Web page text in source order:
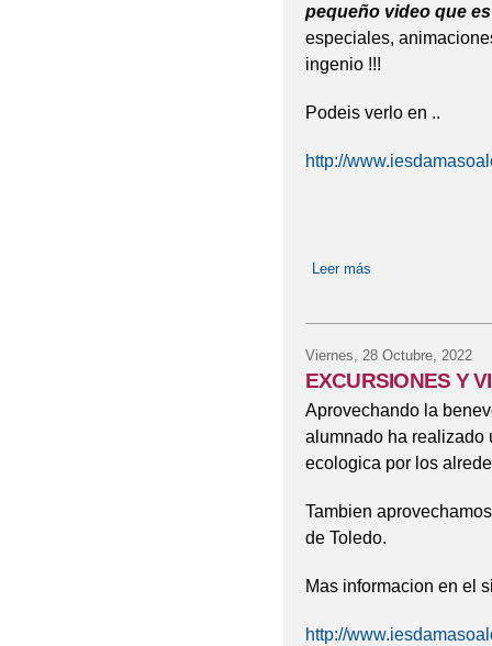
pequeño video que
especiales,
ingenio !!!
Podeis verlo en ..
http://
Leer más
Viernes, 28 Octubre, 2022
EXCURSIONES Y
Aprovechando la
alumnado ha realizado
ecologica por los
Tambien
de Toledo.
Mas informacion en el
http://